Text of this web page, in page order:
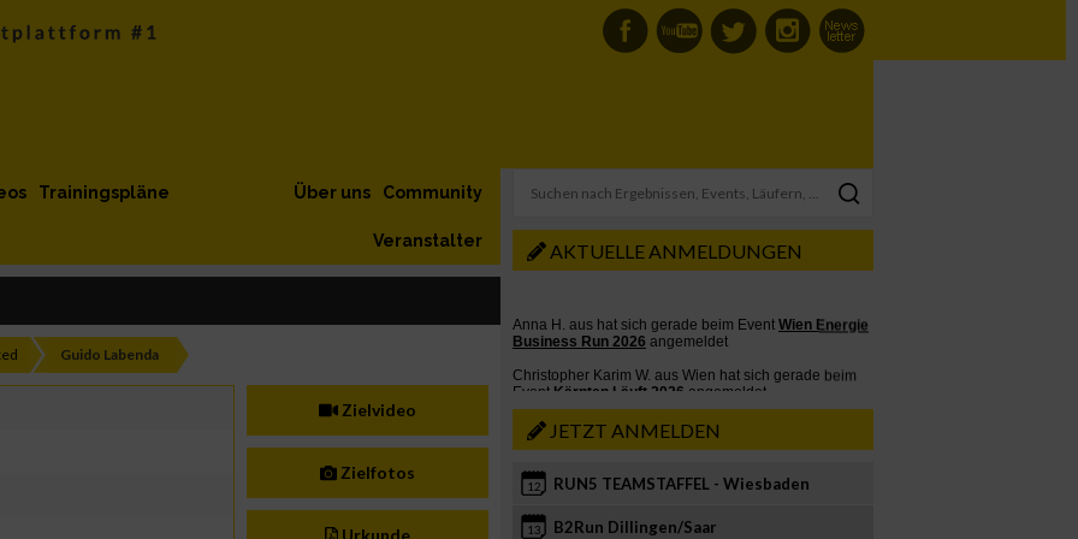
Trainingspläne Community
Über uns
Veranstalter
Guido Labenda
Zielvideo
Zielfotos
Urkunde
AKTUELLE ANMELDUNGEN
JETZT ANMELDEN
12 RUN5 TEAMSTAFFEL - Wiesbaden
13 B2Run Dillingen/Saar